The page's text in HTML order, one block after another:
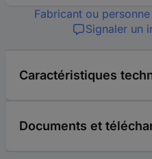
Fabricant ou
Signaler un
Caractéristiques
Documents et